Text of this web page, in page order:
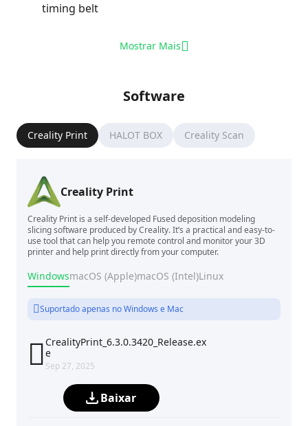
timing belt
Mostrar Mais
Software
Creality Print HALOT BOX Creality Scan
Creality Print
Creality Print is a self-developed Fused deposition modeling
slicing software produced by Creality. It’s a practical and easy-to-
use tool that can help you remote control and monitor your 3D
printer and help print directly from your computer.
WindowsmacOS (Apple)macOS (Intel)Linux
Suportado apenas no Windows e Mac
 CrealityPrint_6.3.0.3420_Release.ex
e
Sep 27, 2025
Baixar